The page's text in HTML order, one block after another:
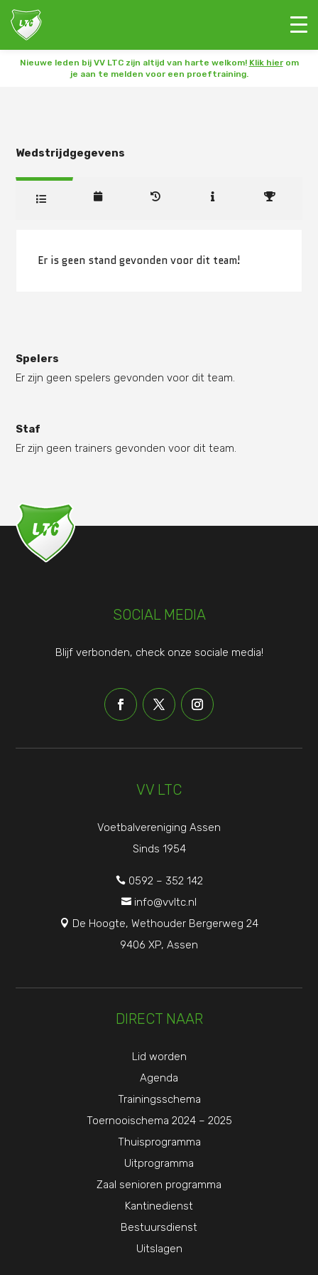
Nieuwe leden bij VV LTC zijn altijd van harte welkom! Klik hierom
je aan te melden voor een proeftraining.
Wedstrijdgegevens
Er is geen stand gevonden voor dit team!
Spelers
Er zijn geen spelers gevonden voor dit team.
Staf
Er zijn geen trainers gevonden voor dit team.
SOCIAL MEDIA
Blijf verbonden, check onze sociale media!
VV LTC
Voetbalvereniging Assen
Sinds 1954
 0592 – 352 142
 info@vvltc.nl
 De Hoogte, Wethouder Bergerweg 24
9406 XP, Assen
DIRECT NAAR
Lid worden
Agenda
Trainingsschema
Toernooischema 2024 – 2025
Thuisprogramma
Uitprogramma
Zaal senioren programma
Kantinedienst
Bestuursdienst
Uitslagen